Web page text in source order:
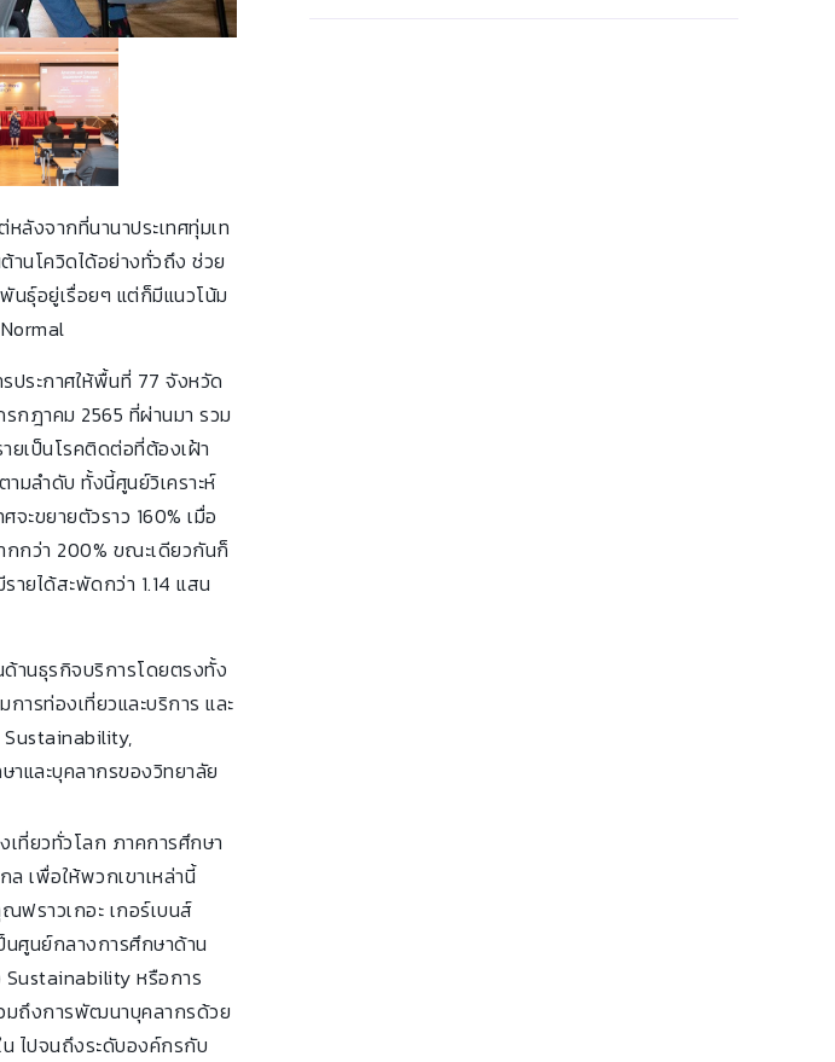
ลังจากที่นานาประเทศทุ่มเท
านโควิดได้อย่างทั่วถึง ช่วย
นธุ์อยู่เรื่อยๆ แต่ก็มีแนวโน้ม
ประกาศให้พื้นที่ 77 จังหวัด
กฎาคม 2565 ที่ผ่านมา รวม
เป็นโรคติดต่อที่ต้องเฝ้า
มลำดับ ทั้งนี้ศูนย์วิเคราะห์
ะขยายตัวราว 160% เมื่อ
กกว่า 200% ขณะเดียวกันก็
ายได้สะพัดกว่า 1.14 แสน
านธุรกิจบริการโดยตรงทั้ง
รท่องเที่ยวและบริการ และ
และบุคลากรของวิทยาลัย
ที่ยวทั่วโลก ภาคการศึกษา
เพื่อให้พวกเขาเหล่านี้
ฟราวเกอะ เกอร์เบนส์
ศูนย์กลางการศึกษาด้าน
Sustainability หรือการ
มถึงการพัฒนาบุคลากรด้วย
ไปจนถึงระดับองค์กรกับ